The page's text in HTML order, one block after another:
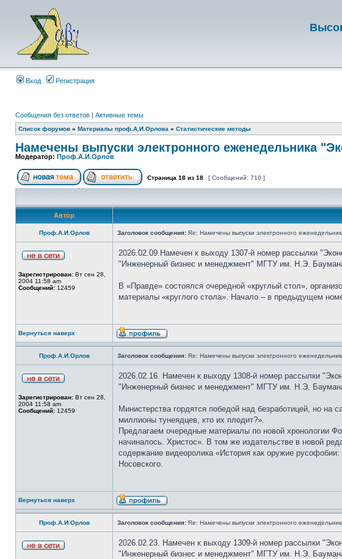
Вход Регистрация
Сообщения без ответов | Активные темы
Список форумов » Материалы проф.А.И.Орлова » Статистические методы
Намечены выпуски электронного еженедельника
Модератор: Проф.А.И.Орлов
Страница 18 из 18 [ Сообщений: 710 ]
Автор
Проф.А.И.Орлов Заголовок сообщения: Re: Намечены выпуски электронного
Зарегистрирован: Вт сен 28,
2004 11:58 am
Сообщений: 12459
2026.02.09.Намечен к выходу 1307-й номер рассылки
"Инженерный бизнес и менеджмент" МГТУ им. Н.Э.
В «Правде» состоялся очередной «круглый стол»,
материалы «круглого стола». Начало – в предыдущем
Вернуться наверх
Проф.А.И.Орлов Заголовок сообщения: Re: Намечены выпуски электронного
Зарегистрирован: Вт сен 28,
2004 11:58 am
Сообщений: 12459
2026.02.16. Намечен к выходу 1308-й номер рассылки
"Инженерный бизнес и менеджмент" МГТУ им. Н.Э.
Министерства гордятся победой над безработицей, но
миллионы тунеядцев, кто их плодит?».
Предлагаем очередные материалы по новой хронологии
начиналось. Христос». В том же издательстве в новой
содержание видеоролика «История как оружие
Носовского.
Вернуться наверх
Проф.А.И.Орлов Заголовок сообщения: Re: Намечены выпуски электронного
2026.02.23. Намечен к выходу 1309-й номер рассылки
"Инженерный бизнес и менеджмент" МГТУ им. Н.Э.